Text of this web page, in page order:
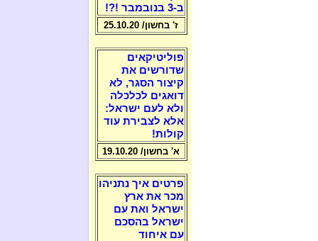
ב-3 בנובמבר !?!
ז' בחשון/ 25.10.20
פוליטיקאים
שדורשים את
קיצור הסגר, לא
דואגים לכלכלה
ולא לעם ישראל:
אלא לצבירת עוד
קולות!
א' בחשון/ 19.10.20
פרטים איך נתניהו
מכר את ארץ
ישראל ואת עם
ישראל בהסכם
עם איחוד